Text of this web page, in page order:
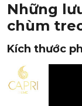
Những
chùm
Kích thước